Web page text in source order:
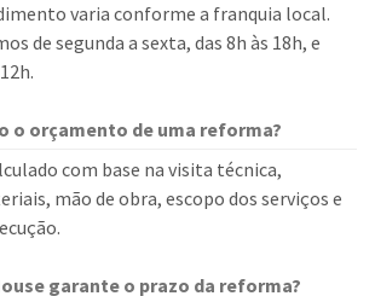
varia conforme a franquia local.
de segunda a sexta, das 8h às 18h, e
o orçamento de uma reforma?
com base na visita técnica,
mão de obra, escopo dos serviços e
garante o prazo da reforma?